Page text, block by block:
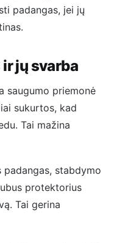
padangas, jei jų
jų svarba
saugumo priemonė
sukurtos, kad
Tai mažina
padangas, stabdymo
protektorius
Tai gerina